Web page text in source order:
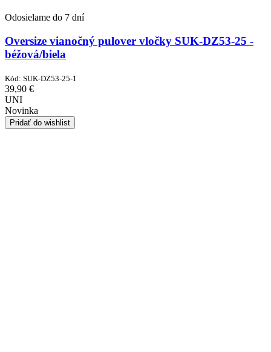
Odosielame do 7 dní
Oversize vianočný pulover vločky SUK-DZ53-25 -
béžová/biela
Kód: SUK-DZ53-25-1
39,90 €
UNI
Novinka
Pridať do wishlist